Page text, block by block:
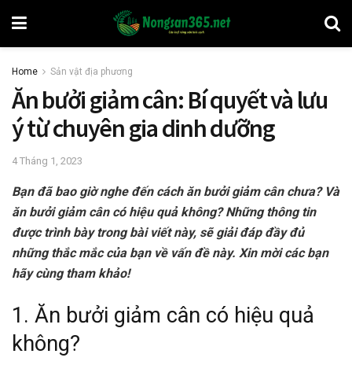
Home Sản vật địa phương
Ăn bưởi giảm cân: Bí quyết và lưu
ý từ chuyên gia dinh dưỡng
4 Tháng 1, 2023
Bạn đã bao giờ nghe đến cách ăn bưởi giảm cân chưa? Và
ăn bưởi giảm cân có hiệu quả không? Những thông tin
được trình bày trong bài viết này, sẽ giải đáp đầy đủ
những thắc mắc của bạn về vấn đề này. Xin mời các bạn
hãy cùng tham khảo!
1. Ăn bưởi giảm cân có hiệu quả
không?